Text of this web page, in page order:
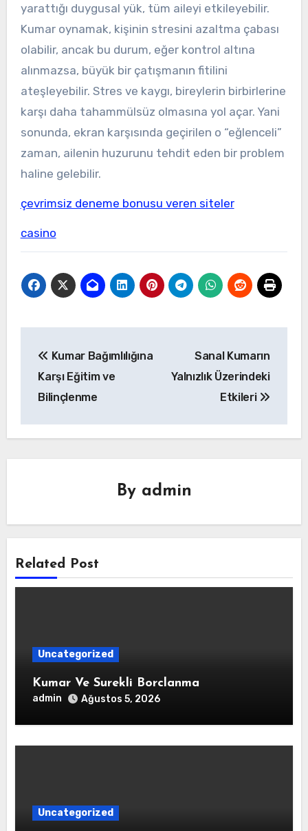
yarattığı duygusal yük, tüm aileyi etkileyebilir.
Kumar oynamak, kişinin stresini azaltma çabası
olabilir, ancak bu durum, eğer kontrol altına
alınmazsa, büyük bir çatışmanın fitilini
ateşleyebilir. Stres ve kaygı, bireylerin birbirlerine
karşı daha tahammülsüz olmasına yol açar. Yani
sonunda, ekran karşısında geçirilen o “eğlenceli”
zaman, ailenin huzurunu tehdit eden bir problem
haline gelebilir.
çevrimsiz deneme bonusu veren siteler
casino
gezinmesi
Kumar Bağımlılığına
Karşı Eğitim ve
Bilinçlenme
Sanal Kumarın
Yalnızlık Üzerindeki
Etkileri
By admin
Related Post
Uncategorized
Kumar Ve Surekli Borclanma
admin Ağustos 5, 2026
Uncategorized